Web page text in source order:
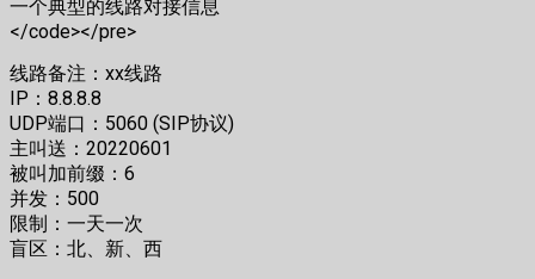
一个典型的线路对接信息
</code></pre>
线路备注：xx线路
IP：8.8.8.8
UDP端口：5060 (SIP协议)
主叫送：20220601
被叫加前缀：6
并发：500
限制：一天一次
盲区：北、新、西